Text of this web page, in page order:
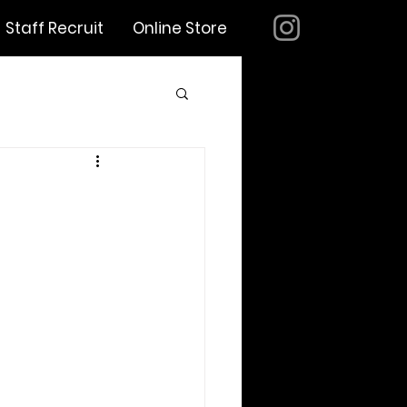
Staff Recruit Online Store